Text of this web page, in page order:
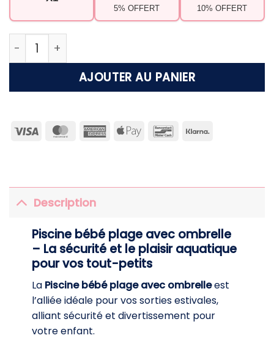
5% OFFERT 10% OFFERT
quantité de Piscine bébé plage avec ombrelle
AJOUTER AU PANIER
Visa MasterCardAmericanApple
Bancontact
Klarna
Description
Piscine bébé plage avec ombrelle
– La sécurité et le plaisir aquatique
pour vos tout-petits
La Piscine bébé plage avec ombrelleest
l’alliée idéale pour vos sorties estivales,
alliant sécurité et divertissement pour
votre enfant.